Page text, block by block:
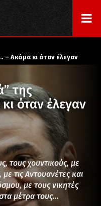
– Ακόμα κι όταν έλεγαν
της
όταν έλεγαν
τους χουντικούς, με
τις Αντουανέτες και
με τους νικητές
μέτρα τους…